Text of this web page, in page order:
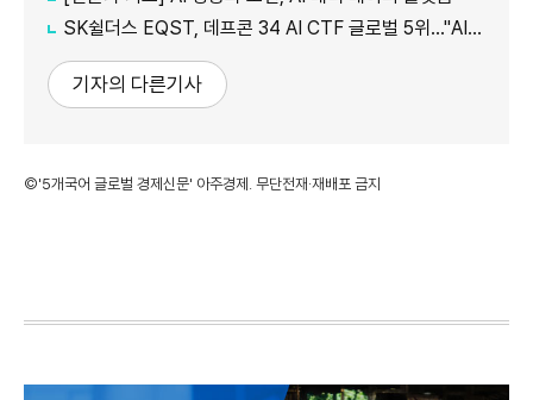
SK쉴더스 EQST, 데프콘 34 AI CTF 글로벌 5위…"AI 보안 역량 입증"
기자의 다른기사
©'5개국어 글로벌 경제신문' 아주경제. 무단전재·재배포 금지